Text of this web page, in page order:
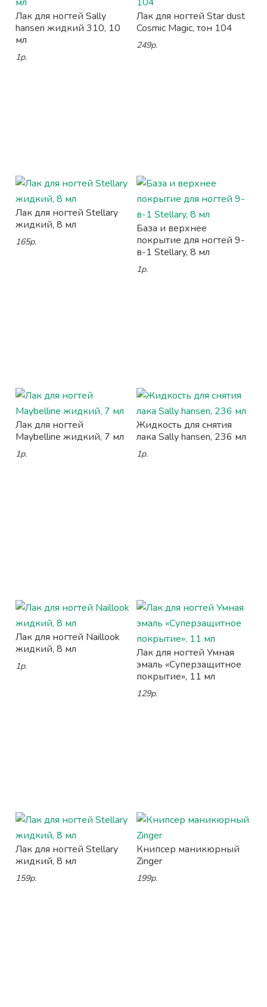
Лак для ногтей Sally
hansen жидкий 310, 10
мл
1р.
Лак для ногтей Star dust
Cosmic Magic, тон 104
249р.
Лак для ногтей Stellary
жидкий, 8 мл
165р.
База и верхнее
покрытие для ногтей 9-
в-1 Stellary, 8 мл
1р.
Лак для ногтей
Maybelline жидкий, 7 мл
1р.
Жидкость для снятия
лака Sally hansen, 236 мл
1р.
Лак для ногтей Naillook
жидкий, 8 мл
1р.
Лак для ногтей Умная
эмаль «Суперзащитное
покрытие», 11 мл
129р.
Лак для ногтей Stellary
жидкий, 8 мл
159р.
Книпсер маникюрный
Zinger
199р.